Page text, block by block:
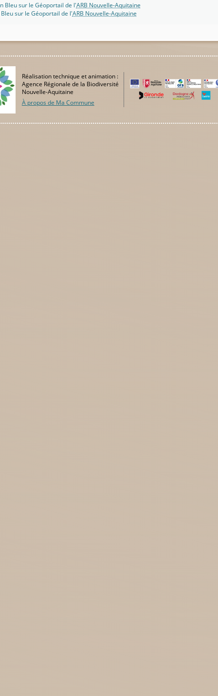
Bleu sur le Géoportail de l'ARB Nouvelle-Aquitaine
sur le Géoportail de l'ARB Nouvelle-Aquitaine
Réalisation technique et animation :
Agence Régionale de la Biodiversité
Nouvelle-Aquitaine
À propos de Ma Commune